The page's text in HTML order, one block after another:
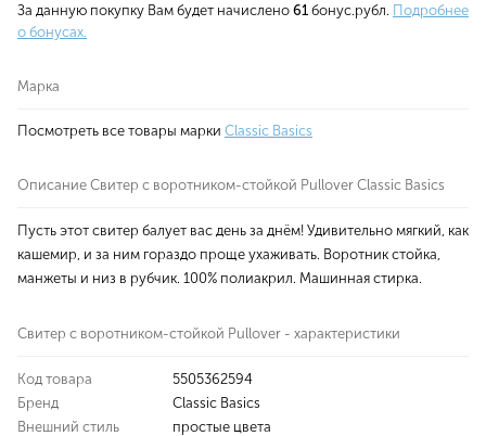
За данную покупку Вам будет начислено 61 бонус.рубл. Подробнее
о бонусах.
Марка
Посмотреть все товары марки Classic Basics
Описание Свитер с воротником-стойкой Pullover Classic Basics
Пусть этот свитер балует вас день за днём! Удивительно мягкий, как
кашемир, и за ним гораздо проще ухаживать. Воротник стойка,
манжеты и низ в рубчик. 100% полиакрил. Машинная стирка.
Свитер с воротником-стойкой Pullover - характеристики
Код товара
5505362594
Бренд
Classic Basics
Внешний стиль
простые цвета